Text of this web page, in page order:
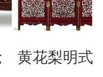
黄花梨明式